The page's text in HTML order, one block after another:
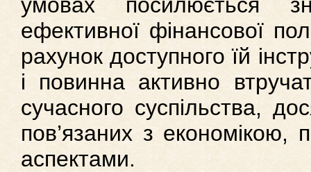
ефективної фінансової
рахунок доступного їй
і повинна активно
сучасного суспільства,
пов’язаних з економікою,
аспектами.